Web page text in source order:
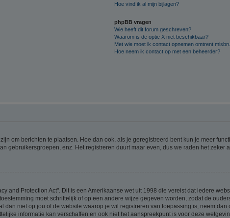
Hoe vind ik al mijn bijlagen?
phpBB vragen
Wie heeft dit forum geschreven?
Waarom is de optie X niet beschikbaar?
Met wie moet ik contact opnemen omtrent
Hoe neem ik contact op met een beheerder?
om berichten te plaatsen. Hoe dan ook, als je geregistreerd bent kun je meer
gebruikersgroepen, enz. Het registreren duurt maar even, dus we raden het zeker
and Protection Act". Dit is een Amerikaanse wet uit 1998 die vereist dat iedere
moet schriftelijk of op een andere wijze gegeven worden, zodat de
dan niet op jou of de website waarop je wil registreren van toepassing is, neem
informatie kan verschaffen en ook niet het aanspreekpunt is voor deze